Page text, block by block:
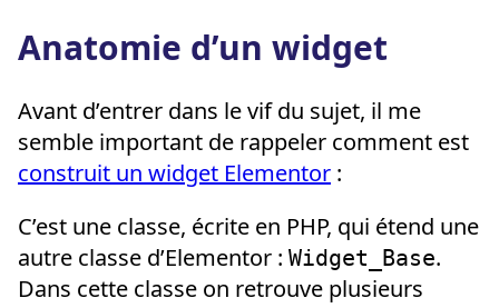
Anatomie d’un widget
Avant d’entrer dans le vif du sujet, il me
semble important de rappeler comment est
construit un widget Elementor :
C’est une classe, écrite en PHP, qui étend une
autre classe d’Elementor : Widget_Base.
Dans cette classe on retrouve plusieurs